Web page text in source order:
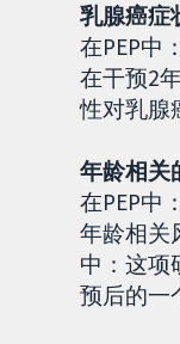
乳腺癌症
在PEP中
在干预2
性对乳腺
年龄相关
在PEP中
年龄相关
中：这项
预后的一